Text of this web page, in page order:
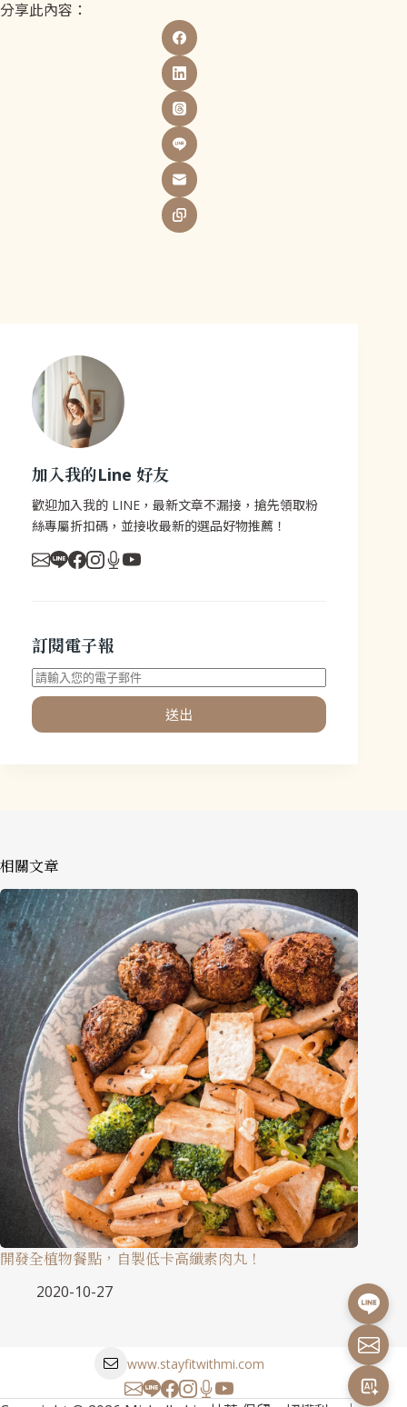
分享此內容：
加入我的Line 好友
歡迎加入我的 LINE，最新文章不漏接，搶先領取粉
絲專屬折扣碼，並接收最新的選品好物推薦！
訂閱電子報
送出
相關文章
開發全植物餐點，自製低卡高纖素肉丸！
2020-10-27
www.stayfitwithmi.com